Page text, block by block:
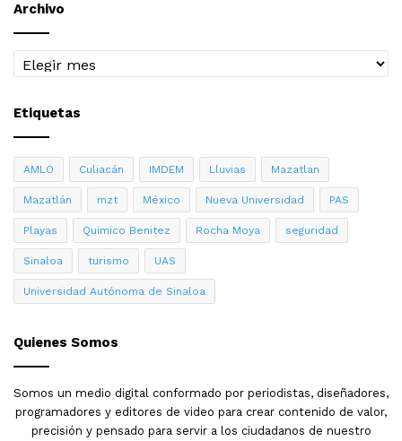
Archivo
Archivo
Etiquetas
AMLO Culiacán IMDEM Lluvias Mazatlan
Mazatlán mzt México Nueva Universidad PAS
Playas Quimico Benitez Rocha Moya seguridad
Sinaloa turismo UAS
Universidad Autónoma de Sinaloa
Quienes Somos
Somos un medio digital conformado por periodistas, diseñadores,
programadores y editores de video para crear contenido de valor,
precisión y pensado para servir a los ciudadanos de nuestro